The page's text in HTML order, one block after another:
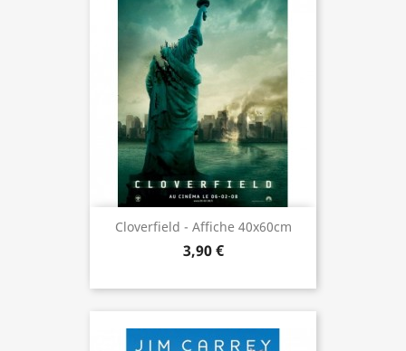
Cloverfield - Affiche 40x60cm
3,90 €